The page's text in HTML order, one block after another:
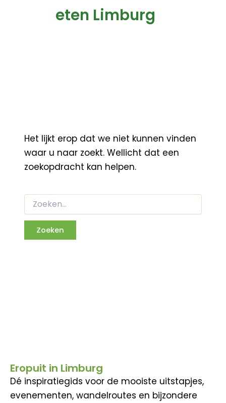
eten Limburg
Het lijkt erop dat we niet kunnen vinden
waar u naar zoekt. Wellicht dat een
zoekopdracht kan helpen.
Eropuit in Limburg
Dé inspiratiegids voor de mooiste uitstapjes,
evenementen, wandelroutes en bijzondere